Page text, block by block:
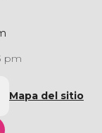
pm
Mapa del sitio